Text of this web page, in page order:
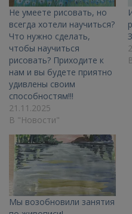
Не умеете рисовать, но
всегда хотели научиться?
Что нужно сделать,
чтобы научиться
рисовать? Приходите к
нам и вы будете приятно
удивлены своим
способностям!!!
21.11.2025
В "Новости"
Мы возобновили занятия